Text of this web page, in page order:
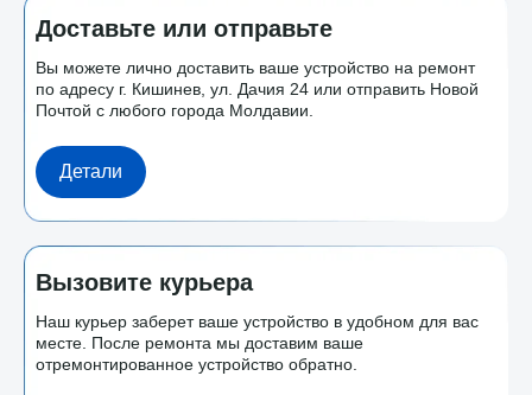
Доставьте или отправьте
Вы можете лично доставить ваше устройство на ремонт
по адресу г. Кишинев, ул. Дачия 24 или отправить Новой
Почтой с любого города Молдавии.
Детали
Вызовите курьера
Наш курьер заберет ваше устройство в удобном для вас
месте. После ремонта мы доставим ваше
отремонтированное устройство обратно.